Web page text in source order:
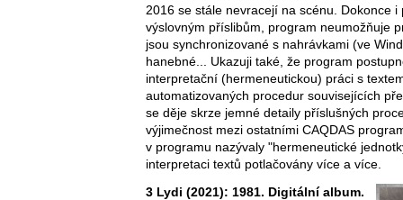
2016 se stále nevracejí na scénu. Dokonce
výslovným příslibům, program neumožňuje
jsou synchronizované s nahrávkami (ve
hanebné... Ukazuji také, že program
interpretační (hermeneutickou) práci s
automatizovaných procedur souvisejících
se děje skrze jemné detaily příslušných
výjimečnost mezi ostatními CAQDAS
v programu nazývaly "hermeneutické
interpretaci textů potlačovány více a více.
3 Lydi (2021): 1981. Digitální album.